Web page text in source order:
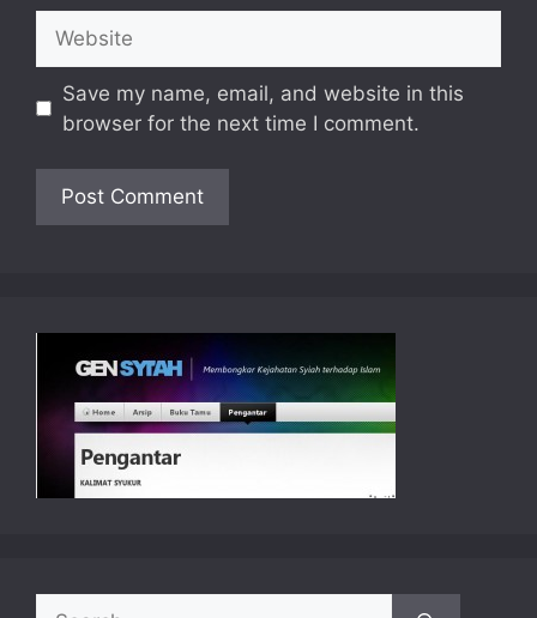
Save my name, email, and website in this
browser for the next time I comment.
Search